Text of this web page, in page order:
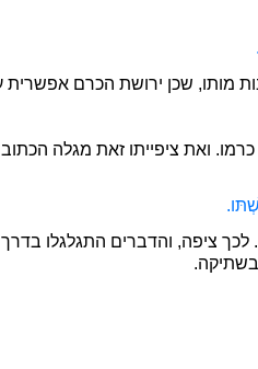
.
מותו, שכן ירושת הכרם
ואת ציפייתו זאת מגלה
.
ציפה, והדברים התגלגלו